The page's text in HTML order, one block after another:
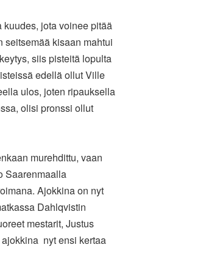
jota voinee pitää
seitsemää kisaan mahtui
siis pisteitä lopulta
edellä ollut Ville
ulos, joten ripauksella
olisi pronssi ollut
murehdittu, vaan
Saarenmaalla
Ajokkina on nyt
Dahlqvistin
mestarit, Justus
nyt ensi kertaa